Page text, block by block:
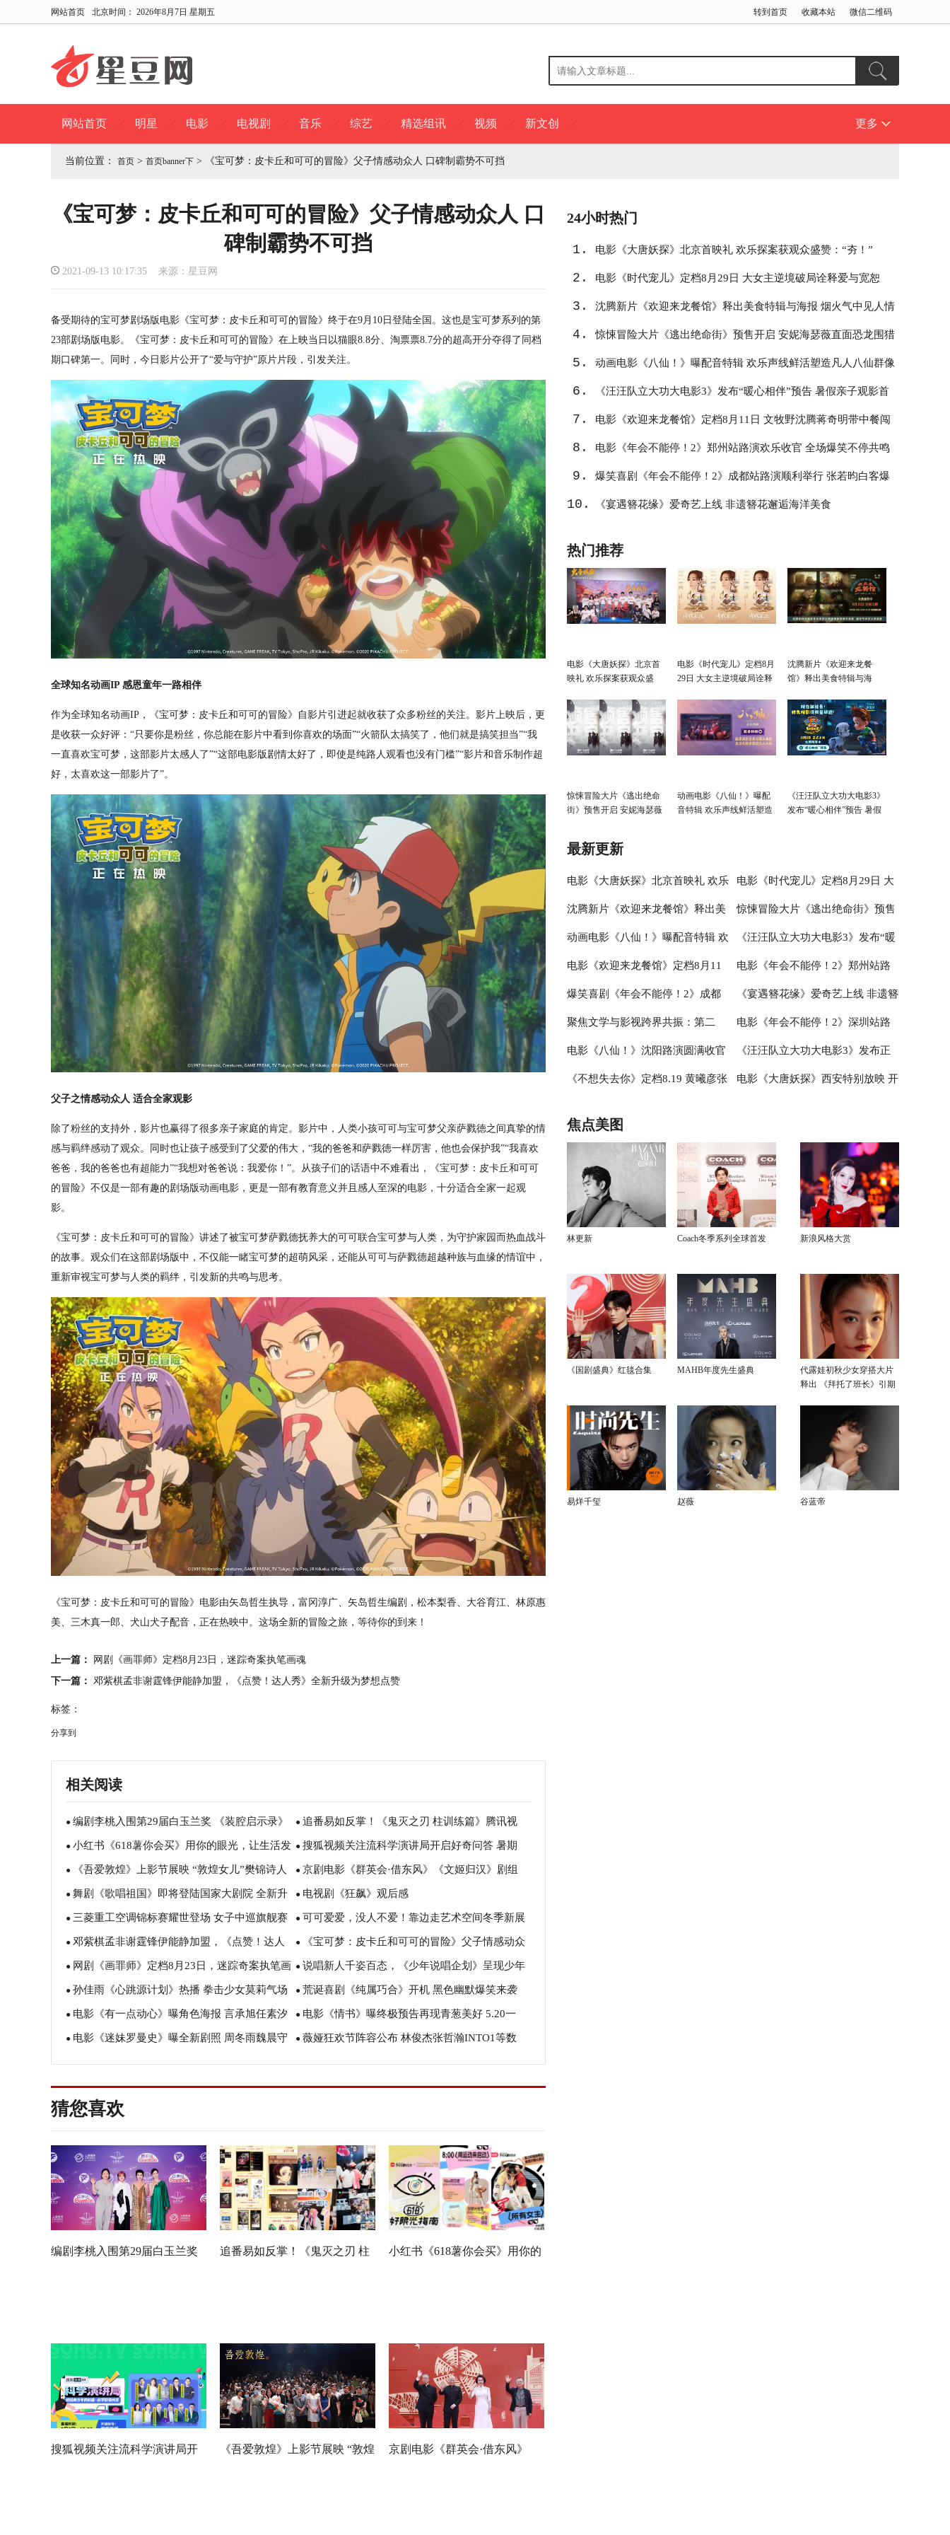
网站首页 北京时间： 2026年8月7日 星期五 转到首页 收藏本站 微信二维码
网站首页 明星 电影 电视剧 音乐 综艺 精选组讯 视频 新文创 更多
当前位置： 首页 > 首页banner下 > 《宝可梦：皮卡丘和可可的冒险》父子情感动众人 口碑制霸势不可挡
《宝可梦：皮卡丘和可可的冒险》父子情感动众人 口
碑制霸势不可挡
2021-09-13 10:17:35 来源：星豆网
备受期待的宝可梦剧场版电影《宝可梦：皮卡丘和可可的冒险》终于在9月10日登陆全国。这也是宝可梦系列的第
23部剧场版电影。《宝可梦：皮卡丘和可可的冒险》在上映当日以猫眼8.8分、淘票票8.7分的超高开分夺得了同档
期口碑第一。同时，今日影片公开了“爱与守护”原片片段，引发关注。
全球知名动画IP 感恩童年一路相伴
作为全球知名动画IP，《宝可梦：皮卡丘和可可的冒险》自影片引进起就收获了众多粉丝的关注。影片上映后，更
是收获一众好评：“只要你是粉丝，你总能在影片中看到你喜欢的场面”“火箭队太搞笑了，他们就是搞笑担当”“我
一直喜欢宝可梦，这部影片太感人了”“这部电影版剧情太好了，即使是纯路人观看也没有门槛”“影片和音乐制作超
好，太喜欢这一部影片了”。
父子之情感动众人 适合全家观影
除了粉丝的支持外，影片也赢得了很多亲子家庭的肯定。影片中，人类小孩可可与宝可梦父亲萨戮徳之间真挚的情
感与羁绊感动了观众。同时也让孩子感受到了父爱的伟大，“我的爸爸和萨戮徳一样厉害，他也会保护我”“我喜欢
爸爸，我的爸爸也有超能力”“我想对爸爸说：我爱你！”。从孩子们的话语中不难看出，《宝可梦：皮卡丘和可可
的冒险》不仅是一部有趣的剧场版动画电影，更是一部有教育意义并且感人至深的电影，十分适合全家一起观
影。
《宝可梦：皮卡丘和可可的冒险》讲述了被宝可梦萨戮德抚养大的可可联合宝可梦与人类，为守护家园而热血战斗
的故事。观众们在这部剧场版中，不仅能一睹宝可梦的超萌风采，还能从可可与萨戮德超越种族与血缘的情谊中，
重新审视宝可梦与人类的羁绊，引发新的共鸣与思考。
《宝可梦：皮卡丘和可可的冒险》电影由矢岛哲生执导，富冈淳广、矢岛哲生编剧，松本梨香、大谷育江、林原惠
美、三木真一郎、犬山犬子配音，正在热映中。这场全新的冒险之旅，等待你的到来！
上一篇：
网剧《画罪师》定档8月23日，迷踪奇案执笔画魂
下一篇： 邓紫棋孟非谢霆锋伊能静加盟，《点赞！达人秀》全新升级为梦想点赞
标签：
分享到
相关阅读
● 编剧李桃入围第29届白玉兰奖 《装腔启示录》
视角新颖获认可
● 追番易如反掌！《鬼灭之刃 柱训练篇》腾讯视
频6月22日开播
● 小红书《618薯你会买》用你的眼光，让生活发
光
● 搜狐视频关注流科学演讲局开启好奇问答 暑期
科普直播解惑
● 《吾爱敦煌》上影节展映 “敦煌女儿”樊锦诗人
生经历感动全场
● 京剧电影《群英会·借东风》《文姬归汉》剧组
亮相北京国际电影节红毯仪式
● 舞剧《歌唱祖国》即将登陆国家大剧院 全新升
级再现经典诞生历程
● 电视剧《狂飙》观后感
● 三菱重工空调锦标赛耀世登场 女子中巡旗舰赛
前辈与新秀交相辉映
● 可可爱爱，没人不爱！靠边走艺术空间冬季新展
今日开票
● 邓紫棋孟非谢霆锋伊能静加盟，《点赞！达人
秀》全新升级为梦想点赞
● 《宝可梦：皮卡丘和可可的冒险》父子情感动众
人 口碑制霸势不可挡
● 网剧《画罪师》定档8月23日，迷踪奇案执笔画
魂
● 说唱新人千姿百态，《少年说唱企划》呈现少年
Rapper群像
● 孙佳雨《心跳源计划》热播 拳击少女莫莉气场
全开
● 荒诞喜剧《纯属巧合》开机 黑色幽默爆笑来袭
● 电影《有一点动心》曝角色海报 言承旭任素汐
指尖接触引“动心”
● 电影《情书》曝终极预告再现青葱美好 5.20一
起重温唯美极致暗恋
● 电影《迷妹罗曼史》曝全新剧照 周冬雨魏晨守
护心底的秘密
● 薇娅狂欢节阵容公布 林俊杰张哲瀚INTO1等数
十位明星倾情加盟
猜您喜欢
编剧李桃入围第29届白玉兰奖 追番易如反掌！《鬼灭之刃 柱 小红书《618薯你会买》用你的
搜狐视频关注流科学演讲局开 《吾爱敦煌》上影节展映 “敦煌 京剧电影《群英会·借东风》
24小时热门
1. 电影《大唐妖探》北京首映礼 欢乐探案获观众盛赞：“夯！”
2. 电影《时代宠儿》定档8月29日 大女主逆境破局诠释爱与宽恕
3. 沈腾新片《欢迎来龙餐馆》释出美食特辑与海报 烟火气中见人情
温暖
4. 惊悚冒险大片《逃出绝命街》预售开启 安妮海瑟薇直面恐龙围猎
5. 动画电影《八仙！》曝配音特辑 欢乐声线鲜活塑造凡人八仙群像
6. 《汪汪队立大功大电影3》发布“暖心相伴”预告 暑假亲子观影首
选
7. 电影《欢迎来龙餐馆》定档8月11日 文牧野沈腾蒋奇明带中餐闯
中东
8. 电影《年会不能停！2》郑州站路演欢乐收官 全场爆笑不停共鸣
不止
9. 爆笑喜剧《年会不能停！2》成都站路演顺利举行 张若昀白客爆
笑整活走心输出
10. 《宴遇簪花缘》爱奇艺上线 非遗簪花邂逅海洋美食
热门推荐
电影《大唐妖探》北京首
映礼 欢乐探案获观众盛
电影《时代宠儿》定档8月
29日 大女主逆境破局诠释
沈腾新片《欢迎来龙餐
馆》释出美食特辑与海
惊悚冒险大片《逃出绝命
街》预售开启 安妮海瑟薇
动画电影《八仙！》曝配
音特辑 欢乐声线鲜活塑造
《汪汪队立大功大电影3》
发布“暖心相伴”预告 暑假
最新更新
电影《大唐妖探》北京首映礼 欢乐
探案获观众盛赞：“夯！”
电影《时代宠儿》定档8月29日 大
女主逆境破局诠释爱与宽恕
沈腾新片《欢迎来龙餐馆》释出美
食特辑与海报 烟火气中见人情温暖
惊悚冒险大片《逃出绝命街》预售
开启 安妮海瑟薇直面恐龙围猎
动画电影《八仙！》曝配音特辑 欢
乐声线鲜活塑造凡人八仙群像
《汪汪队立大功大电影3》发布“暖
心相伴”预告 暑假亲子观影首选
电影《欢迎来龙餐馆》定档8月11
日 文牧野沈腾蒋奇明带中餐闯中东
电影《年会不能停！2》郑州站路
演欢乐收官 全场爆笑不停共鸣不止
爆笑喜剧《年会不能停！2》成都
站路演顺利举行 张若昀白客爆笑整
活走心输出
《宴遇簪花缘》爱奇艺上线 非遗簪
花邂逅海洋美食
聚焦文学与影视跨界共振：第二
届“中子星·小说月报影视改编价值
潜力榜”在盐城揭晓
电影《年会不能停！2》深圳站路
演笑声不断 主创解读分享更多幕后
创作
电影《八仙！》沈阳路演圆满收官
主创与观众互赠“东北特色”惊喜
《汪汪队立大功大电影3》发布正
片片段 点映好评如潮线下人气爆棚
《不想失去你》定档8.19 黄曦彦张 电影《大唐妖探》西安特别放映 开
焦点美图
林更新 Coach冬季系列全球首发 新浪风格大赏
《国剧盛典》红毯合集 MAHB年度先生盛典
代露娃初秋少女穿搭大片
释出 《拜托了班长》引期
易烊千玺 赵薇 谷蓝帝